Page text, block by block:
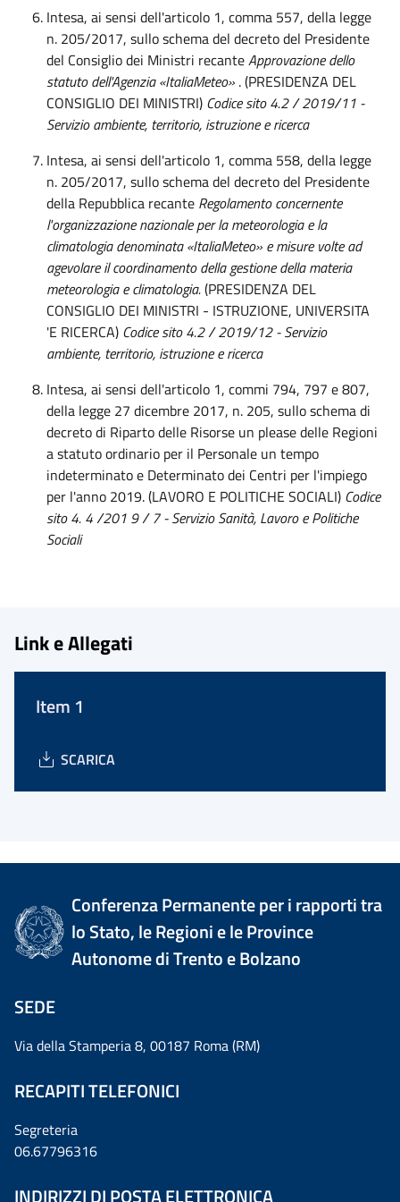
Intesa, ai sensi dell'articolo 1, comma 557, della legge
n. 205/2017, sullo schema del decreto del Presidente
del Consiglio dei Ministri recanteApprovazione dello
statuto dell'Agenzia «ItaliaMeteo» . (PRESIDENZA DEL
CONSIGLIO DEI MINISTRI) Codice sito 4.2 / 2019/11 -
Servizio ambiente, territorio, istruzione e ricerca
Intesa, ai sensi dell'articolo 1, comma 558, della legge
n. 205/2017, sullo schema del decreto del Presidente
della Repubblica recante Regolamento concernente
l'organizzazione nazionale per la meteorologia e la
climatologia denominata «ItaliaMeteo» e misure volte ad
agevolare il coordinamento della gestione della materia
meteorologia e climatologia.(PRESIDENZA DEL
CONSIGLIO DEI MINISTRI - ISTRUZIONE, UNIVERSITA
'E RICERCA) Codice sito 4.2 / 2019/12 - Servizio
ambiente, territorio, istruzione e ricerca
Intesa, ai sensi dell'articolo 1, commi 794, 797 e 807,
della legge 27 dicembre 2017, n. 205, sullo schema di
decreto di Riparto delle Risorse un please delle Regioni
a statuto ordinario per il Personale un tempo
indeterminato e Determinato dei Centri per l'impiego
per l'anno 2019. (LAVORO E POLITICHE SOCIALI) Codice
sito4. 4/201 9/7- Servizio Sanità, Lavoro e Politiche
Sociali
Link e Allegati
Item 1
SCARICA
Conferenza Permanente per i rapporti tra
lo Stato, le Regioni e le Province
Autonome di Trento e Bolzano
SEDE
Via della Stamperia 8, 00187 Roma (RM)
RECAPITI TELEFONICI
Segreteria
06.67796316
INDIRIZZI DI POSTA ELETTRONICA